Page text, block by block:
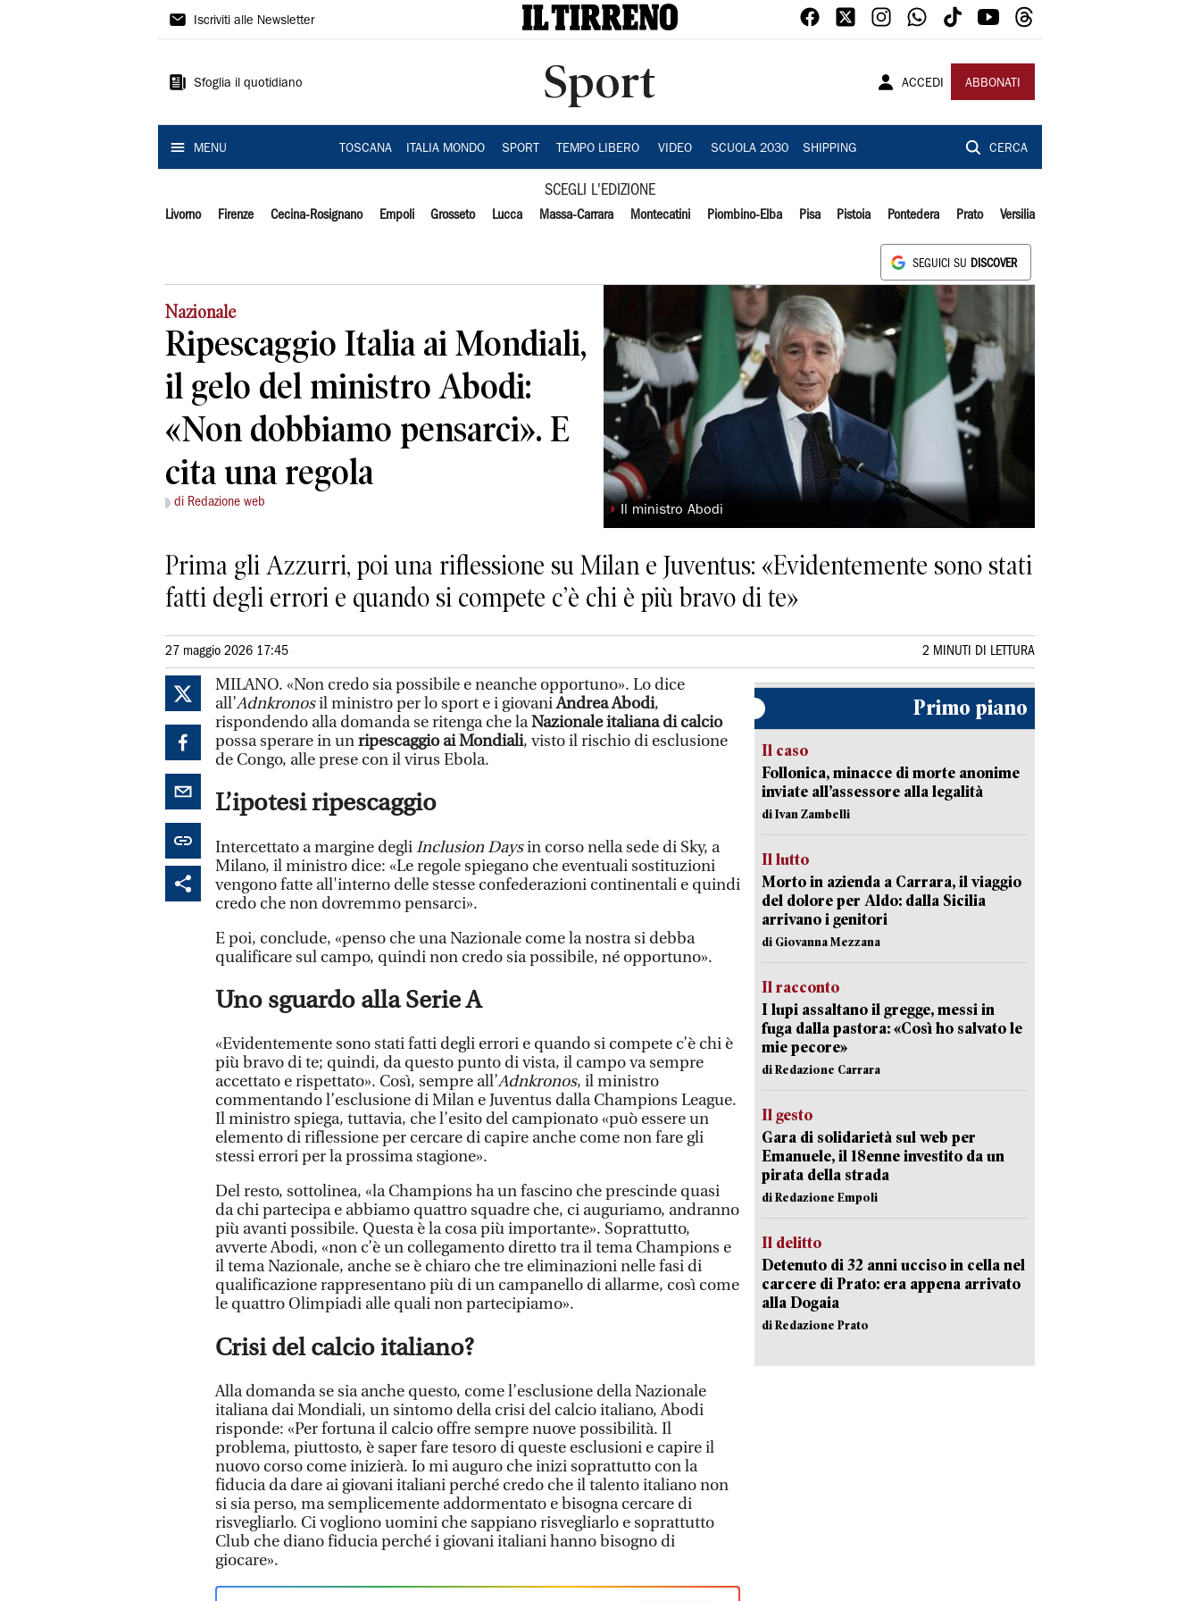
Il
Iscriviti alle Newsletter
Sfoglia il quotidiano Sport ACCEDI ABBONATI
MENU TOSCANA ITALIA MONDO SPORT TEMPO LIBERO VIDEO SCUOLA 2030 SHIPPING CERCA
SCEGLI L'EDIZIONE
Livorno Firenze Cecina-Rosignano Empoli Grosseto Lucca Massa-Carrara Montecatini Piombino-Elba Pisa Pistoia Pontedera Prato Versilia
SEGUICI SU DISCOVER
Nazionale
Ripescaggio Italia ai Mondiali,
il gelo del ministro Abodi:
«Non dobbiamo pensarci». E
cita una regola
di Redazione web
◗ Il ministro Abodi
Prima gli Azzurri, poi una riflessione su Milan e Juventus: «Evidentemente sono stati
fatti degli errori e quando si compete c’è chi è più bravo di te»
27 maggio 2026 17:45 2 MINUTI DI LETTURA
MILANO. «Non credo sia possibile e neanche opportuno». Lo dice
all’Adnkronosil ministro per lo sport e i giovaniAndrea Abodi,
rispondendo alla domanda se ritenga che laNazionale italiana di calcio
possa sperare in unripescaggio ai Mondiali, visto il rischio di esclusione
de Congo, alle prese con il virus Ebola.
L’ipotesi ripescaggio
Intercettato a margine degliInclusion Daysin corso nella sede di Sky, a
Milano, il ministro dice: «Le regole spiegano che eventuali sostituzioni
vengono fatte all'interno delle stesse confederazioni continentali e quindi
credo che non dovremmo pensarci».
E poi, conclude, «penso che una Nazionale come la nostra si debba
qualificare sul campo, quindi non credo sia possibile, né opportuno».
Uno sguardo alla Serie A
«Evidentemente sono stati fatti degli errori e quando si compete c’è chi è
più bravo di te; quindi, da questo punto di vista, il campo va sempre
accettato e rispettato». Così, sempre all’Adnkronos, il ministro
commentando l’esclusione di Milan e Juventus dalla Champions League.
Il ministro spiega, tuttavia, che l’esito del campionato «può essere un
elemento di riflessione per cercare di capire anche come non fare gli
stessi errori per la prossima stagione».
Del resto, sottolinea, «la Champions ha un fascino che prescinde quasi
da chi partecipa e abbiamo quattro squadre che, ci auguriamo, andranno
più avanti possibile. Questa è la cosa più importante». Soprattutto,
avverte Abodi, «non c’è un collegamento diretto tra il tema Champions e
il tema Nazionale, anche se è chiaro che tre eliminazioni nelle fasi di
qualificazione rappresentano più di un campanello di allarme, così come
le quattro Olimpiadi alle quali non partecipiamo».
Crisi del calcio italiano?
Alla domanda se sia anche questo, come l’esclusione della Nazionale
italiana dai Mondiali, un sintomo della crisi del calcio italiano, Abodi
risponde: «Per fortuna il calcio offre sempre nuove possibilità. Il
problema, piuttosto, è saper fare tesoro di queste esclusioni e capire il
nuovo corso come inizierà. Io mi auguro che inizi soprattutto con la
fiducia da dare ai giovani italiani perché credo che il talento italiano non
si sia perso, ma semplicemente addormentato e bisogna cercare di
risvegliarlo. Ci vogliono uomini che sappiano risvegliarlo e soprattutto
Club che diano fiducia perché i giovani italiani hanno bisogno di
giocare».
Primo piano
Il caso
Follonica, minacce di morte anonime
inviate all’assessore alla legalità
di Ivan Zambelli
Il lutto
Morto in azienda a Carrara, il viaggio
del dolore per Aldo: dalla Sicilia
arrivano i genitori
di Giovanna Mezzana
Il racconto
I lupi assaltano il gregge, messi in
fuga dalla pastora: «Così ho salvato le
mie pecore»
di Redazione Carrara
Il gesto
Gara di solidarietà sul web per
Emanuele, il 18enne investito da un
pirata della strada
di Redazione Empoli
Il delitto
Detenuto di 32 anni ucciso in cella nel
carcere di Prato: era appena arrivato
alla Dogaia
di Redazione Prato